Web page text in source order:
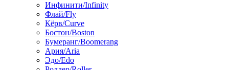
Инфинити/Infinity
Флай/Fly
Кёрв/Curve
Бостон/Boston
Бумеранг/Boomerang
Ария/Aria
Эдо/Edo